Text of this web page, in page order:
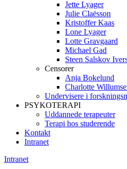
Jette Lyager
Julie Claësson
Kristoffer Kaas
Lone Lyager
Lotte Gravgaard
Michael Gad
Steen Salskov
Censorer
Anja Bokelund
Charlotte
Undervisere i
PSYKOTERAPI
Uddannede terapeuter
Terapi hos studerende
Kontakt
Intranet
Intranet